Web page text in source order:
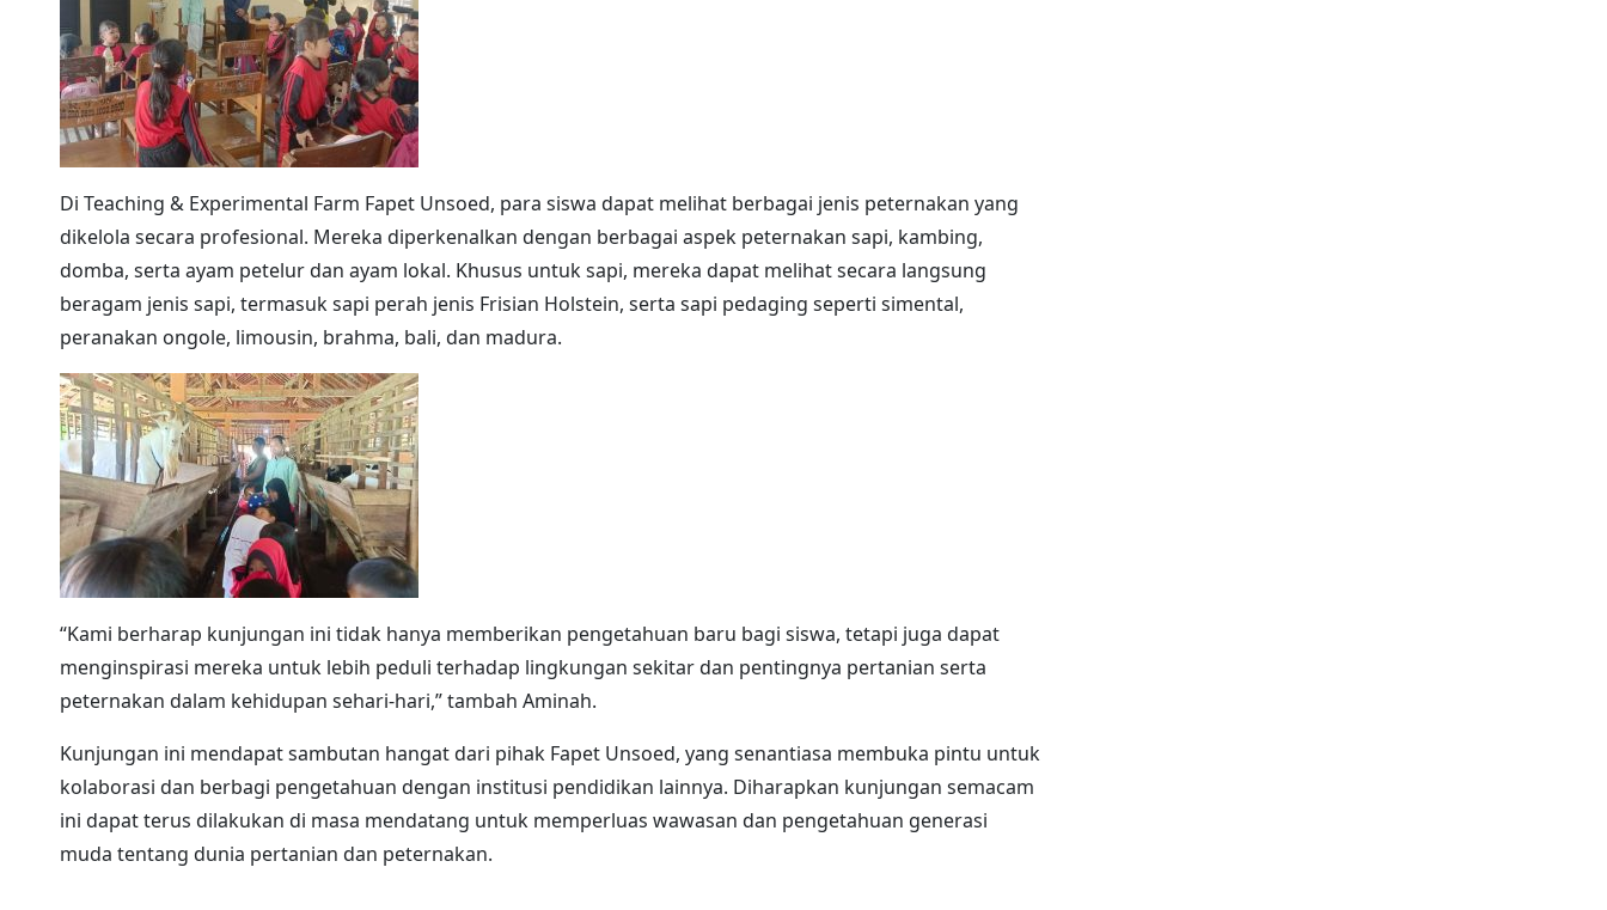
Di Teaching & Experimental Farm Fapet Unsoed, para siswa dapat melihat berbagai jenis peternakan yang
dikelola secara profesional. Mereka diperkenalkan dengan berbagai aspek peternakan sapi, kambing,
domba, serta ayam petelur dan ayam lokal. Khusus untuk sapi, mereka dapat melihat secara langsung
beragam jenis sapi, termasuk sapi perah jenis Frisian Holstein, serta sapi pedaging seperti simental,
peranakan ongole, limousin, brahma, bali, dan madura.
“Kami berharap kunjungan ini tidak hanya memberikan pengetahuan baru bagi siswa, tetapi juga dapat
menginspirasi mereka untuk lebih peduli terhadap lingkungan sekitar dan pentingnya pertanian serta
peternakan dalam kehidupan sehari-hari,” tambah Aminah.
Kunjungan ini mendapat sambutan hangat dari pihak Fapet Unsoed, yang senantiasa membuka pintu untuk
kolaborasi dan berbagi pengetahuan dengan institusi pendidikan lainnya. Diharapkan kunjungan semacam
ini dapat terus dilakukan di masa mendatang untuk memperluas wawasan dan pengetahuan generasi
muda tentang dunia pertanian dan peternakan.